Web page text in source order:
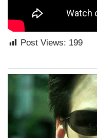
Post Views: 199